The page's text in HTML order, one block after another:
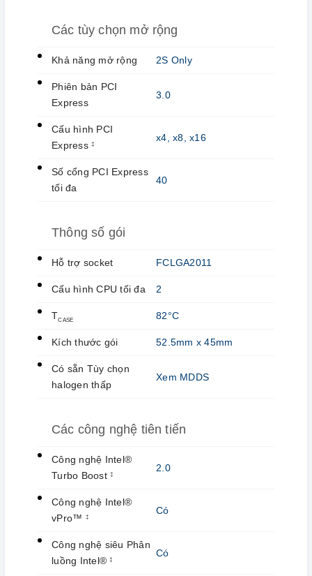
Các tùy chọn mở rộng
Khả năng mở rộng 2S Only
Phiên bản PCI
Express
3.0
Cấu hình PCI
Express ‡
x4, x8, x16
Số cổng PCI Express
tối đa
40
Thông số gói
Hỗ trợ socket FCLGA2011
Cấu hình CPU tối đa 2
TCASE 82°C
Kích thước gói 52.5mm x 45mm
Có sẵn Tùy chọn
halogen thấp
Xem MDDS
Các công nghệ tiên tiến
Công nghệ Intel®
Turbo Boost ‡
2.0
Công nghệ Intel®
vPro™
‡
Có
Công nghệ siêu Phân
luồng Intel®‡
Có